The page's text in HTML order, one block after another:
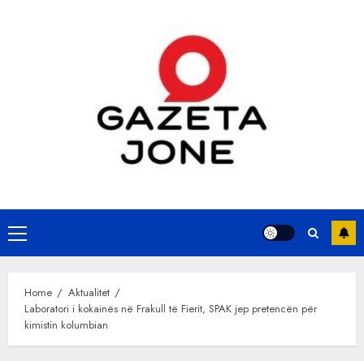
Primary
Menu
Home
Aktualitet
Laboratori i kokainës në Frakull të Fierit, SPAK jep pretencën për
kimistin kolumbian